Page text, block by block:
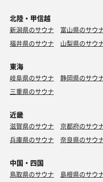
北陸・甲信越
新潟県のサウナ 富山県のサウ
福井県のサウナ
山梨県のサウ
東海
岐阜県のサウナ 静岡県のサウ
三重県のサウナ
近畿
滋賀県のサウナ 京都府のサウ
兵庫県のサウナ
奈良県のサウ
中国・四国
鳥取県のサウナ 島根県のサウ